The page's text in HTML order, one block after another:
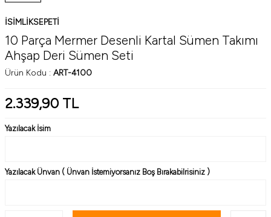
ISIMLIKSEPETI
10 Parça Mermer Desenli Kartal Sümen Takımı
Ahşap Deri Sümen Seti
Ürün Kodu : ART-4100
2.339,90TL
Yazılacak İsim
Yazılacak Ünvan ( Ünvan İstemiyorsanız Boş Bırakabilrisiniz )